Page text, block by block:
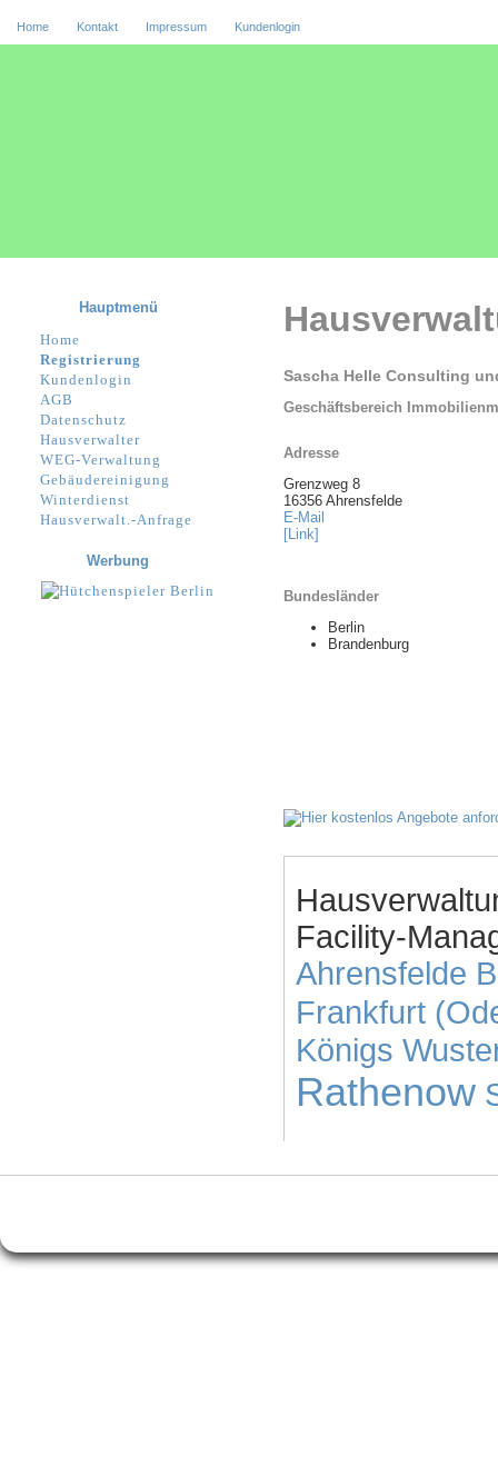
Home Kontakt Impressum Kundenlogin
Sascha Helle Consulting
Geschäftsbereich
Adresse
Grenzweg 8
16356 Ahrensfelde
E-Mail
[Link]
Bundesländer
Berlin
Brandenburg
Facility-
Ahrensfelde
Frankfurt
Königs
Rathenow
Hauptmenü
Home
Registrierung
Kundenlogin
AGB
Datenschutz
Hausverwalter
WEG-Verwaltung
Gebäudereinigung
Winterdienst
Hausverwalt.-Anfrage
Werbung